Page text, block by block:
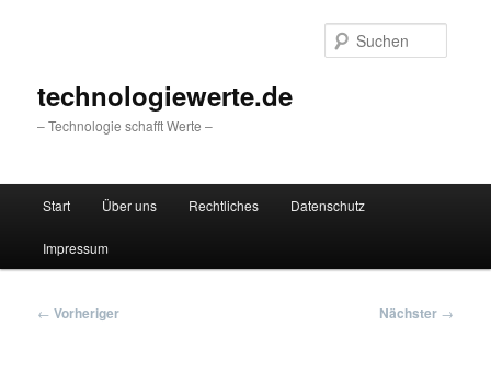
technologiewerte.de
– Technologie schafft Werte –
Start Über uns Rechtliches Datenschutz
Impressum
Beitragsnavigation
← Vorheriger Nächster →